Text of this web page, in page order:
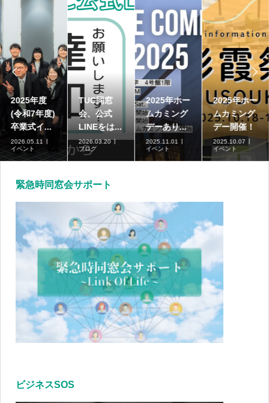

高崎商科大
学短期大学
部の募集...
2026.07.01
ブログ
2025年度
(令和7年度)
卒業式イ...
2026.05.11
イベント
TUC同窓
会、公式
LINEをは...
2026.03.20
ブログ
2025年ホー
ムカミング
デーあり...
2025.11.01
イベント

緊急時同窓会サポート
ビジネスSOS